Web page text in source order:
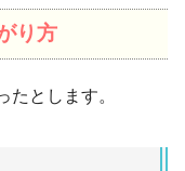
り方
たとします。